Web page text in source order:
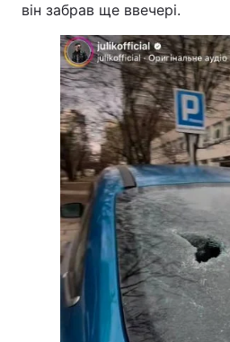
він забрав ще ввечері.